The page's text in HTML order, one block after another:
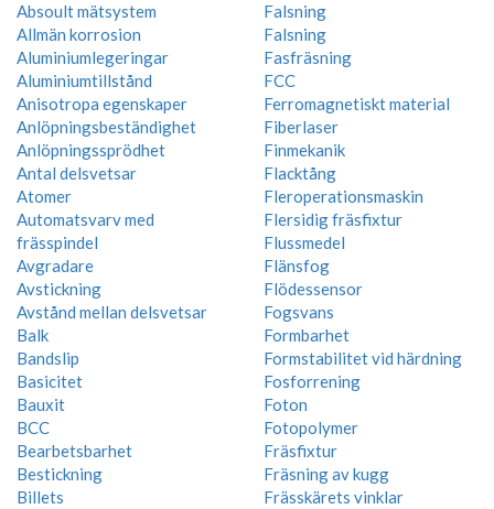
Absoult mätsystem
Allmän korrosion
Aluminiumlegeringar
Aluminiumtillstånd
Anisotropa egenskaper
Anlöpningsbeständighet
Anlöpningssprödhet
Antal delsvetsar
Atomer
Automatsvarv med
frässpindel
Avgradare
Avstickning
Avstånd mellan delsvetsar
Balk
Bandslip
Basicitet
Bauxit
BCC
Bearbetsbarhet
Bestickning
Billets
Falsning
Falsning
Fasfräsning
FCC
Ferromagnetiskt material
Fiberlaser
Finmekanik
Flacktång
Fleroperationsmaskin
Flersidig fräsfixtur
Flussmedel
Flänsfog
Flödessensor
Fogsvans
Formbarhet
Formstabilitet vid härdning
Fosforrening
Foton
Fotopolymer
Fräsfixtur
Fräsning av kugg
Frässkärets vinklar